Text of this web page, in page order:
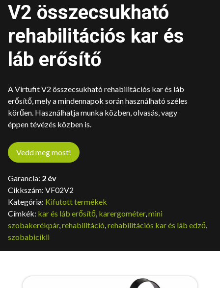
V2 összecsukható
rehabilitációs kar és
láb erősítő
A Virtufit V2 összecsukható rehabilitációs kar és láb
erősítő, mely a mindennapok során használható széles
körűen. Használhatja munka közben, olvasás, vagy
éppen tévézés közben is.
Vedd meg most!
Garancia: 2 év
Cikkszám: VF02V2
Kategória: Kifutott termékek
Címkék: kar és láb erősítő, karergométer,mini
szobakerékpár,rehabilitáció,rehabilitációs kar és láb edző,
szobabicikli